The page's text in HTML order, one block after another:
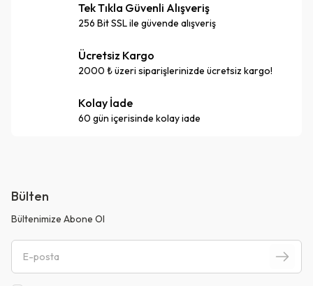
Tek Tıkla Güvenli Alışveriş
256 Bit SSL ile güvende alışveriş
Ücretsiz Kargo
2000 ₺ üzeri siparişlerinizde ücretsiz kargo!
Kolay İade
60 gün içerisinde kolay iade
Bülten
Bültenimize Abone Ol